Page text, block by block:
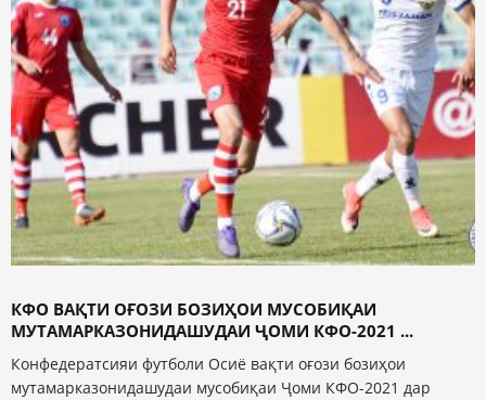
КФО ВАҚТИ ОҒОЗИ БОЗИҲОИ МУСОБИҚАИ
МУТАМАРКАЗОНИДАШУДАИ ҶОМИ КФО-2021 ...
Конфедератсияи футболи Осиё вақти оғози бозиҳои
мутамарказонидашудаи мусобиқаи Ҷоми КФО-2021 дар